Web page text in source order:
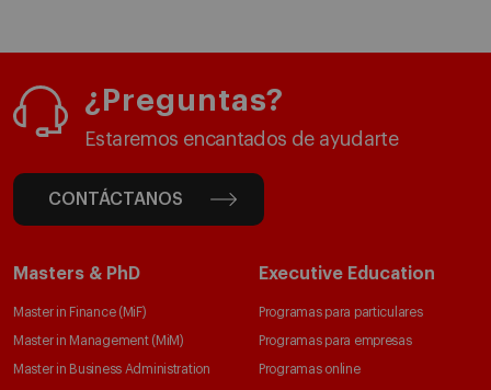
¿Preguntas?
Estaremos encantados de ayudarte
CONTÁCTANOS
Masters & PhD
Master in Finance (MiF)
Master in Management (MiM)
Master in Business Administration
Executive Education
Programas para particulares
Programas para empresas
Programas online